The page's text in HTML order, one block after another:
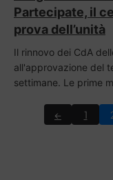
Partecipate, il
prova dell’unità
Il rinnovo dei CdA
all'approvazione del
settimane. Le prime
← 1